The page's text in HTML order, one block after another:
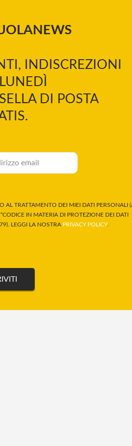
INDISCREZIONI
DI POSTA
AL TRATTAMENTO DEI MIEI DATI PERSONALI
IN MATERIA DI PROTEZIONE DEI DATI
LEGGI LA NOSTRA PRIVACY POLICY.